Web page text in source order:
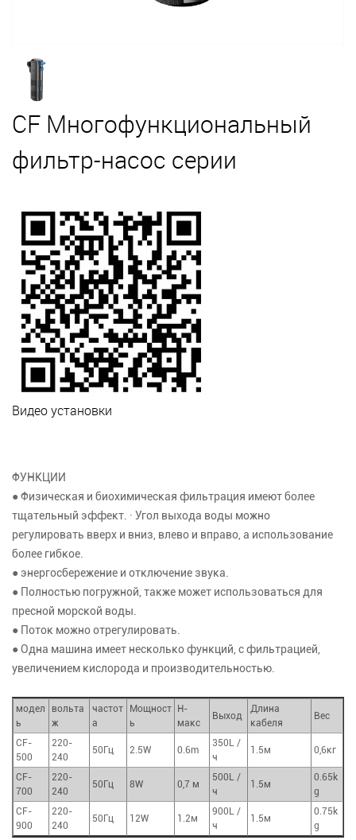
CF Многофункциональный
фильтр-насос серии
Видео установки
ФУНКЦИИ
● Физическая и биохимическая фильтрация имеют более
тщательный эффект. · Угол выхода воды можно
регулировать вверх и вниз, влево и вправо, а использование
более гибкое.
● энергосбережение и отключение звука.
● Полностью погружной, также может использоваться для
пресной морской воды.
● Поток можно отрегулировать.
● Одна машина имеет несколько функций, с фильтрацией,
увеличением кислорода и производительностью.
модел
ь
вольта
ж
частот
а
Мощност
ь
Н-
макс
Выход
Длина
кабеля
Вес
CF-
500
220-
240
50Гц 2.5W 0.6m
350L /
ч
1.5м 0,6кг
CF-
700
220-
240
50Гц 8W 0,7 м
500L /
ч
1.5м
0.65k
g
CF-
900
220-
240
50Гц 12W 1.2м
900L /
ч
1.5м
0.75k
g